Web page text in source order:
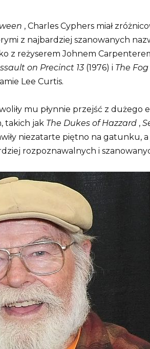
, Charles Cyphers miał
z najbardziej szanowanych
z reżyserem Johnem
on Precinct 13(1976) i The Fog
Lee Curtis.
mu płynnie przejść z dużego
takich jak The Dukes of Hazzard ,
niezatarte piętno na gatunku,
rozpoznawalnych i